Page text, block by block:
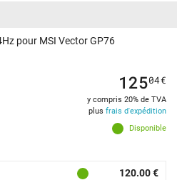
pour MSI Vector GP76
Disponible
12504€
y compris 20% de TVA
plus frais d'expédition
120.00 €